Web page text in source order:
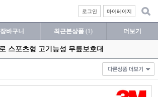
마이페이지
로그인
장바구니 최근본상품 (1) 더보기
스포츠형 고기능성 무릎보호대